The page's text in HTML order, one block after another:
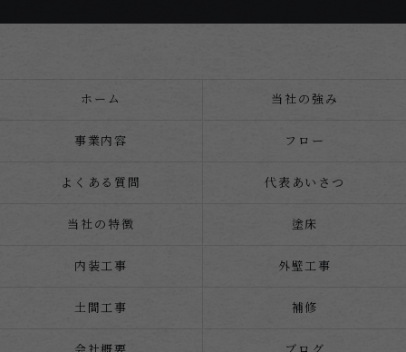
ホーム 当社の強み
事業内容 フロー
よくある質問 代表あいさつ
当社の特徴 塗床
内装工事 外壁工事
土間工事 補修